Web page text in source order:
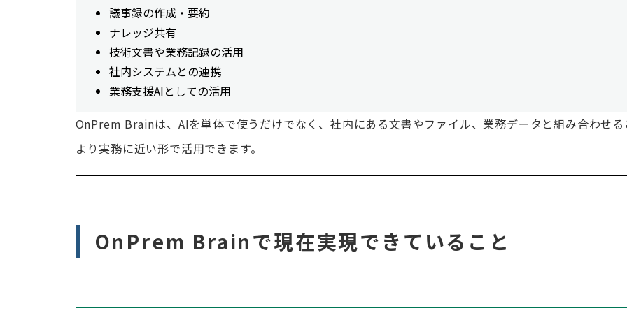
議事録の作成・要約
ナレッジ共有
技術文書や業務記録の活用
社内システムとの連携
業務支援AIとしての活用
OnPrem Brainは、AIを単体で使うだけでなく、社内にある文書やファイル、業務データと組み合わせる
より実務に近い形で活用できます。
OnPrem Brainで現在実現できていること